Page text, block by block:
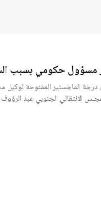
حكومي بسبب
درجة الماجستير الممنوحة
الانتقالي الجنوبي عبد